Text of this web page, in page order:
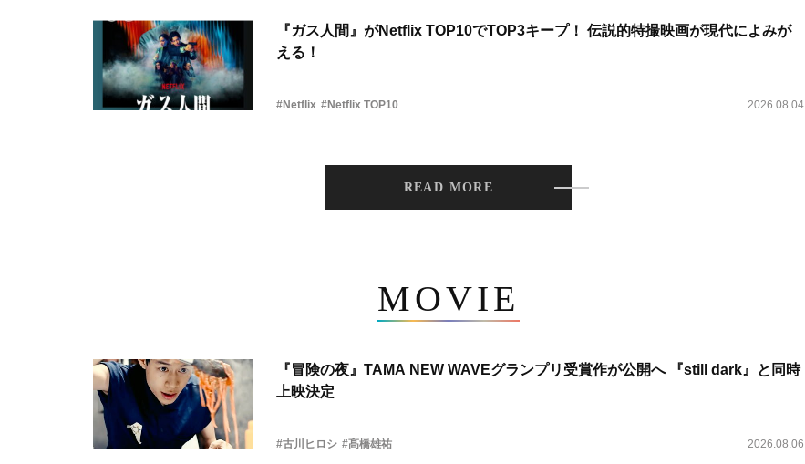
『ガス人間』がNetflix TOP10でTOP3キープ！ 伝説的特撮映画が現代によみが
える！
#Netflix #Netflix TOP10 2026.08.04
READ MORE
MOVIE
『冒険の夜』TAMA NEW WAVEグランプリ受賞作が公開へ 『still dark』と同時
上映決定
#古川ヒロシ #髙橋雄祐 2026.08.06